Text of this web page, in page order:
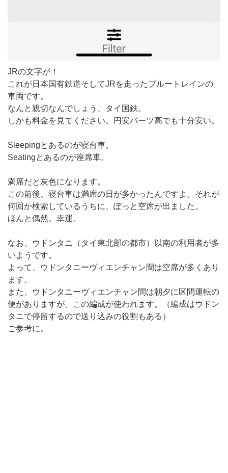
JRの文字が！
これが日本国有鉄道そしてJRを走ったブルートレインの
車両です。
なんと親切なんでしょう、タイ国鉄。
しかも料金を見てください。円安バーツ高でも十分安い。
Sleepingとあるのが寝台車。
Seatingとあるのが座席車。
満席だと灰色になります。
この前後、寝台車は満席の日が多かったんですよ。それが
何回か検索しているうちに、ぽっと空席が出ました。
ほんと偶然。幸運。
なお、ウドンタニ（タイ東北部の都市）以南の利用者が多
いようです。
よって、ウドンタニーヴィエンチャン間は空席が多くあり
ます。
また、ウドンタニーヴィエンチャン間は朝夕に区間運転の
便がありますが、この編成が使われます。（編成はウドン
タニで停留するので送り込みの役割もある）
ご参考に。